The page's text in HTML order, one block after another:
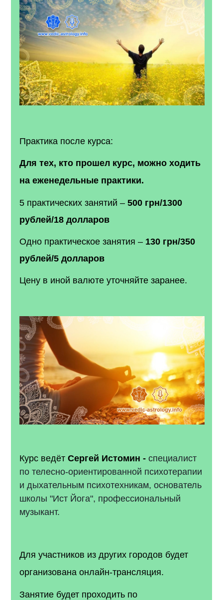
Практика после курса:
Для тех, кто прошел курс, можно ходить
на еженедельные практики.
5 практических занятий –500 грн/1300
рублей/18 долларов
Одно практическое занятия – 130 грн/350
рублей/5 долларов
Цену в иной валюте уточняйте заранее.
Курс ведётСергей Истомин - специалист
по телесно-ориентированной психотерапии
и дыхательным психотехникам, основатель
школы "Ист Йога", профессиональный
музыкант.
Для участников из других городов будет
организована онлайн-трансляция.
Занятие будет проходить по